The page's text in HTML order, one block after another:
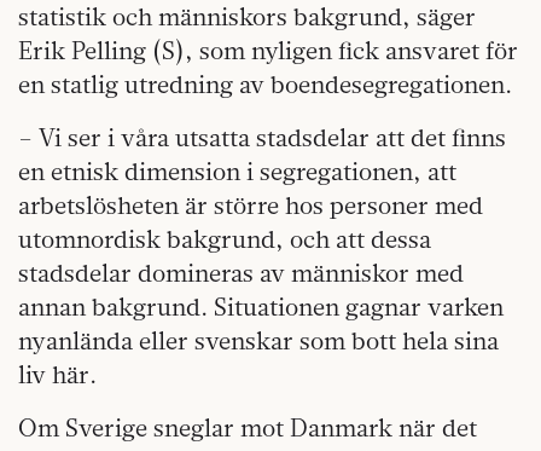
statistik och människors bakgrund, säger
Erik Pelling (S), som nyligen fick ansvaret för
en statlig utredning av boendesegregationen.
– Vi ser i våra utsatta stadsdelar att det finns
en etnisk dimension i segregationen, att
arbetslösheten är större hos personer med
utomnordisk bakgrund, och att dessa
stadsdelar domineras av människor med
annan bakgrund. Situationen gagnar varken
nyanlända eller svenskar som bott hela sina
liv här.
Om Sverige sneglar mot Danmark när det